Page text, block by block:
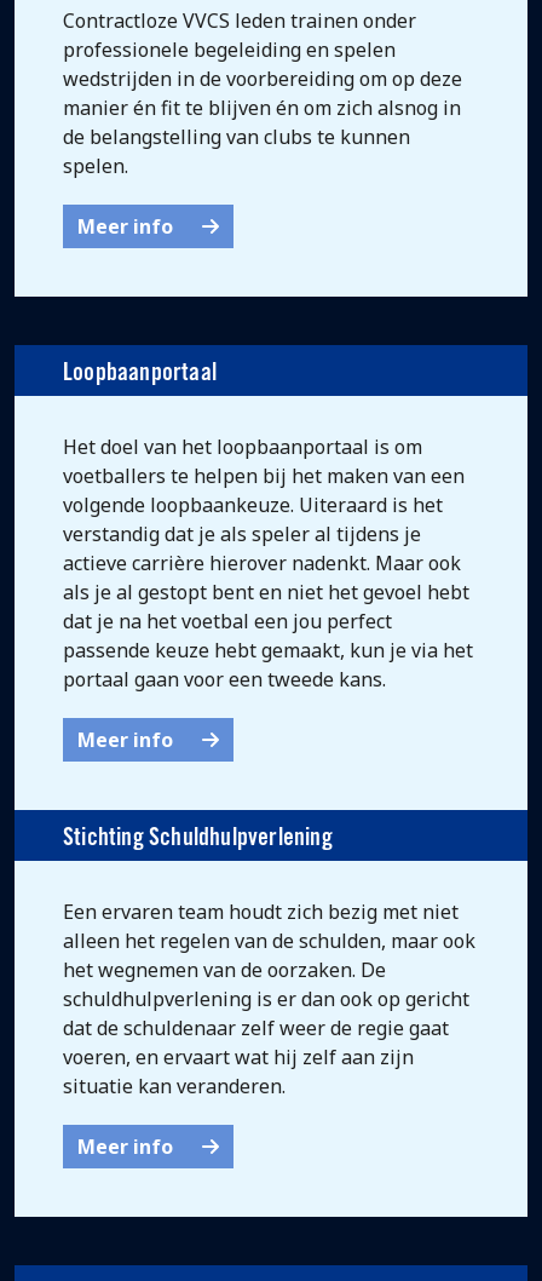
Contractloze VVCS leden trainen onder
professionele begeleiding en spelen
wedstrijden in de voorbereiding om op deze
manier én fit te blijven én om zich alsnog in
de belangstelling van clubs te kunnen
spelen.
Meer info
Loopbaanportaal
Het doel van het loopbaanportaal is om
voetballers te helpen bij het maken van een
volgende loopbaankeuze. Uiteraard is het
verstandig dat je als speler al tijdens je
actieve carrière hierover nadenkt. Maar ook
als je al gestopt bent en niet het gevoel hebt
dat je na het voetbal een jou perfect
passende keuze hebt gemaakt, kun je via het
portaal gaan voor een tweede kans.
Meer info
Stichting Schuldhulpverlening
Een ervaren team houdt zich bezig met niet
alleen het regelen van de schulden, maar ook
het wegnemen van de oorzaken. De
schuldhulpverlening is er dan ook op gericht
dat de schuldenaar zelf weer de regie gaat
voeren, en ervaart wat hij zelf aan zijn
situatie kan veranderen.
Meer info